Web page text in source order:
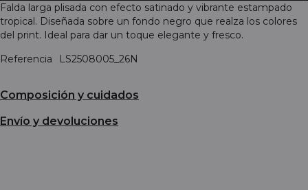
Falda larga plisada con efecto satinado y vibrante estampado
tropical. Diseñada sobre un fondo negro que realza los colores
del print. Ideal para dar un toque elegante y fresco.
Referencia
LS2508005_26N
Composición y cuidados
Envío y devoluciones